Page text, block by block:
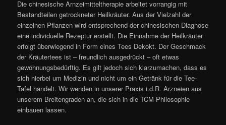
Die chinesische Arnzeimitteltherapie arbeitet vorrangig mit
Bestandteilen getrockneter Heilkräuter. Aus der Vielzahl der
einzelnen Pflanzen wird entsprechend der chinesischen Diagnose
eine individuelle Rezeptur erstellt. Die Einnahme der Heilkräuter
erfolgt überwiegend in Form eines Tees Dekokt. Der Geschmack
der Kräutertees ist – freundlich ausgedrückt – oft etwas
gewöhnungsbedürftig. Es gilt jedoch sich klarzumachen, dass es
sich hierbei um Medizin und nicht um ein Getränk für die Tee-
Tafel handelt. Wir wenden in unserer Praxis i.d.R. Arzneien aus
unserem Breitengraden an, die sich in die TCM-Philosophie
einbauen lassen.